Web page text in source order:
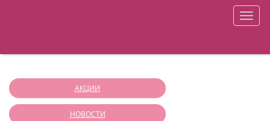
ONLY YOU SHOP
ВойтиАппаратная косметология
меню
АКЦИИ
НОВОСТИ